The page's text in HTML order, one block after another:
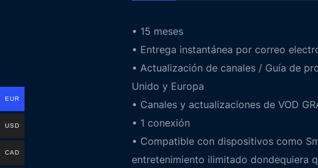
• 15 meses
• Entrega instantánea por correo
• Actualización de canales / Guía de
Unido y Europa
• Canales y actualizaciones de VOD
• 1 conexión
• Compatible con dispositivos como
entretenimiento ilimitado dondequiera
EUR
USD
CAD